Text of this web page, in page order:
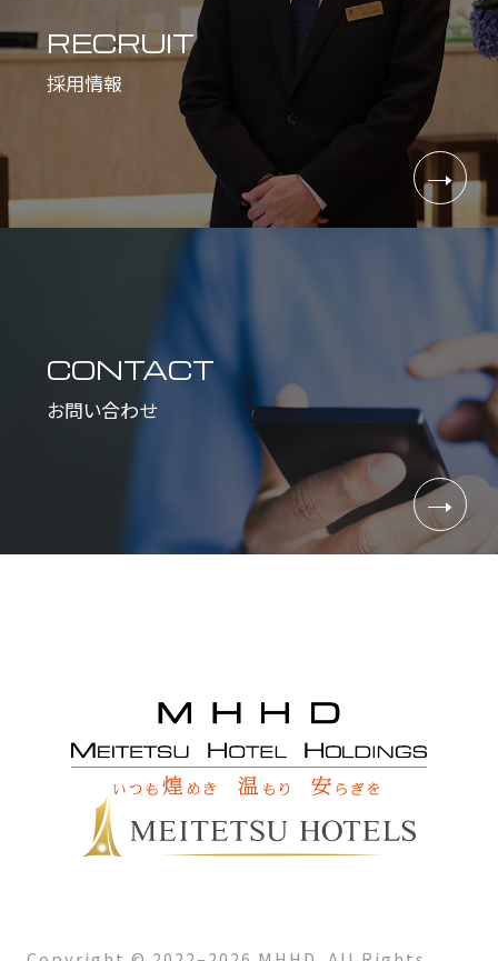
RECRUIT
採用情報
CONTACT
お問い合わせ